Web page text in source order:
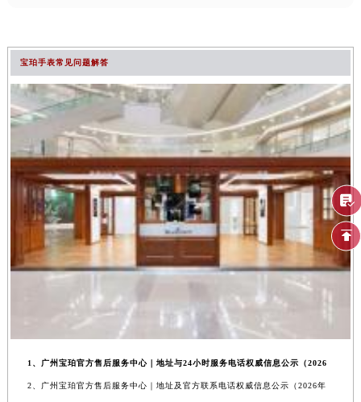
宝珀手表常见问题解答
1、广州宝珀官方售后服务中心｜地址与24小时服务电话权威信息公示（2026
2、广州宝珀官方售后服务中心｜地址及官方联系电话权威信息公示（2026年